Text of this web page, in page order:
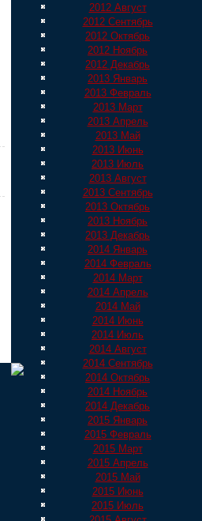
2012 Август
2012 Сентябрь
2012 Октябрь
2012 Ноябрь
2012 Декабрь
2013 Январь
2013 Февраль
2013 Март
2013 Апрель
2013 Май
2013 Июнь
2013 Июль
2013 Август
2013 Сентябрь
2013 Октябрь
2013 Ноябрь
2013 Декабрь
2014 Январь
2014 Февраль
2014 Март
2014 Апрель
2014 Май
2014 Июнь
2014 Июль
2014 Август
2014 Сентябрь
2014 Октябрь
2014 Ноябрь
2014 Декабрь
2015 Январь
2015 Февраль
2015 Март
2015 Апрель
2015 Май
2015 Июнь
2015 Июль